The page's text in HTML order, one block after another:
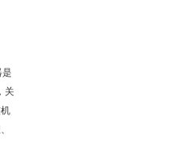
关